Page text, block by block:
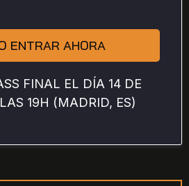
ENTRAR AHORA
FINAL EL DÍA 14 DE
19H (MADRID, ES)